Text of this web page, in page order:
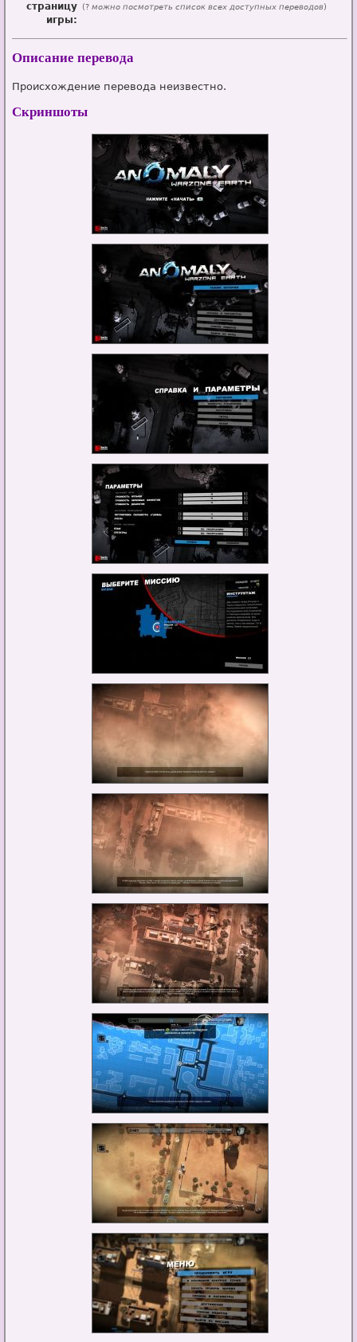
страницу
игры:
(? можно посмотреть список всех доступных переводов)
Описание перевода
Происхождение перевода неизвестно.
Скриншоты